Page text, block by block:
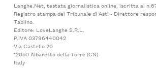
Langhe.Net, testata giornalistica online, iscritta al
Registro stampa del Tribunale di Asti - Direttore
Tablino.
Editore: LoveLanghe S.R.L.
P.IVA 03796440042
Via Castello 20
12050 Albaretto della Torre (CN)
Italy